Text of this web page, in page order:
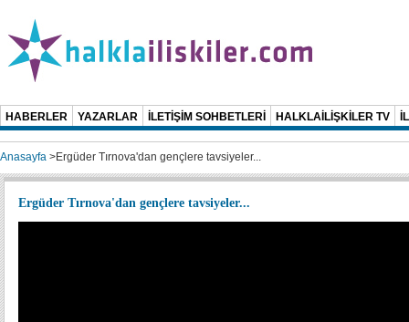
HABERLER YAZARLAR İLETİŞİM SOHBETLERİ HALKLAİLİŞKİLER TV
Anasayfa >Ergüder Tırnova'dan gençlere tavsiyeler...
Ergüder Tırnova'dan gençlere tavsiyeler...